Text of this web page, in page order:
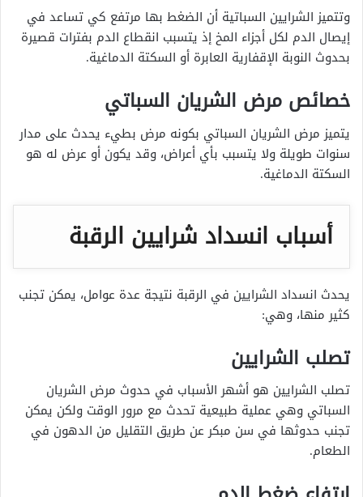
وتتميز الشرايين السباتية أن الضغط بها مرتفع كي تساعد في
إيصال الدم لكل أجزاء المخ إذ يتسبب انقطاع الدم بفترات قصيرة
بحدوث النوبة الإقفارية العابرة أو السكتة الدماغية.
خصائص مرض الشريان السباتي
يتميز مرض الشريان السباتي بكونه مرض بطيء يحدث على مدار
سنوات طويلة ولا يتسبب بأي أعراض، وقد يكون أو عرض له هو
السكتة الدماغية.
أسباب انسداد شرايين الرقبة
يحدث انسداد الشرايين في الرقبة نتيجة عدة عوامل، يمكن تجنب
كثير منها، وهي:
تصلب الشرايين
تصلب الشرايين هو أشهر الأسباب في حدوث مرض الشريان
السباتي وهي عملية طبيعية تحدث مع مرور الوقت ولكن يمكن
تجنب حدوثها في سن مبكر عن طريق التقليل من الدهون في
الطعام.